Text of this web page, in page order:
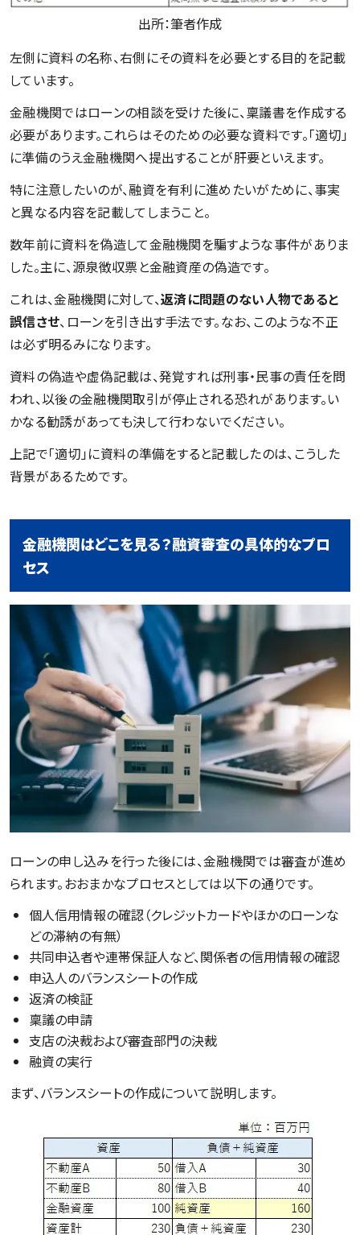
出所：筆者作成
左側に資料の名称、右側にその資料を必要とする目的を記載
しています。
金融機関ではローンの相談を受けた後に、稟議書を作成する
必要があります。これらはそのための必要な資料です。「適切」
に準備のうえ金融機関へ提出することが肝要といえます。
特に注意したいのが、融資を有利に進めたいがために、事実
と異なる内容を記載してしまうこと。
数年前に資料を偽造して金融機関を騙すような事件がありま
した。主に、源泉徴収票と金融資産の偽造です。
これは、金融機関に対して、返済に問題のない人物であると
誤信させ、ローンを引き出す手法です。なお、このような不正
は必ず明るみになります。
資料の偽造や虚偽記載は、発覚すれば刑事・民事の責任を問
われ、以後の金融機関取引が停止される恐れがあります。い
かなる勧誘があっても決して行わないでください。
上記で「適切」に資料の準備をすると記載したのは、こうした
背景があるためです。
金融機関はどこを見る？融資審査の具体的なプロ
セス
ローンの申し込みを行った後には、金融機関では審査が進め
られます。おおまかなプロセスとしては以下の通りです。
個人信用情報の確認（クレジットカードやほかのローンな
どの滞納の有無）
共同申込者や連帯保証人など、関係者の信用情報の確認
申込人のバランスシートの作成
返済の検証
稟議の申請
支店の決裁および審査部門の決裁
融資の実行
まず、バランスシートの作成について説明します。